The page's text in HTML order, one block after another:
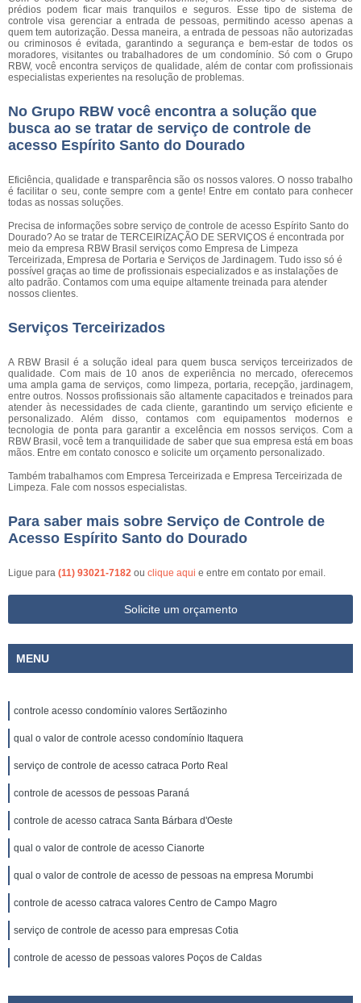
prédios podem ficar mais tranquilos e seguros. Esse tipo de sistema de
controle visa gerenciar a entrada de pessoas, permitindo acesso apenas a
quem tem autorização. Dessa maneira, a entrada de pessoas não autorizadas
ou criminosos é evitada, garantindo a segurança e bem-estar de todos os
moradores, visitantes ou trabalhadores de um condomínio. Só com o Grupo
RBW, você encontra serviços de qualidade, além de contar com profissionais
especialistas experientes na resolução de problemas.
No Grupo RBW você encontra a solução que
busca ao se tratar de serviço de controle de
acesso Espírito Santo do Dourado
Eficiência, qualidade e transparência são os nossos valores. O nosso trabalho
é facilitar o seu, conte sempre com a gente! Entre em contato para conhecer
todas as nossas soluções.
Precisa de informações sobre serviço de controle de acesso Espírito Santo do
Dourado? Ao se tratar de TERCEIRIZAÇÃO DE SERVIÇOS é encontrada por
meio da empresa RBW Brasil serviços como Empresa de Limpeza
Terceirizada, Empresa de Portaria e Serviços de Jardinagem. Tudo isso só é
possível graças ao time de profissionais especializados e as instalações de
alto padrão. Contamos com uma equipe altamente treinada para atender
nossos clientes.
Serviços Terceirizados
A RBW Brasil é a solução ideal para quem busca serviços terceirizados de
qualidade. Com mais de 10 anos de experiência no mercado, oferecemos
uma ampla gama de serviços, como limpeza, portaria, recepção, jardinagem,
entre outros. Nossos profissionais são altamente capacitados e treinados para
atender às necessidades de cada cliente, garantindo um serviço eficiente e
personalizado. Além disso, contamos com equipamentos modernos e
tecnologia de ponta para garantir a excelência em nossos serviços. Com a
RBW Brasil, você tem a tranquilidade de saber que sua empresa está em boas
mãos. Entre em contato conosco e solicite um orçamento personalizado.
Também trabalhamos com Empresa Terceirizada e Empresa Terceirizada de
Limpeza. Fale com nossos especialistas.
Para saber mais sobre Serviço de Controle de
Acesso Espírito Santo do Dourado
Ligue para (11) 93021-7182 ou clique aqui e entre em contato por email.
Solicite um orçamento
MENU
controle acesso condomínio valores Sertãozinho
qual o valor de controle acesso condomínio Itaquera
serviço de controle de acesso catraca Porto Real
controle de acessos de pessoas Paraná
controle de acesso catraca Santa Bárbara d'Oeste
qual o valor de controle de acesso Cianorte
qual o valor de controle de acesso de pessoas na empresa Morumbi
controle de acesso catraca valores Centro de Campo Magro
serviço de controle de acesso para empresas Cotia
controle de acesso de pessoas valores Poços de Caldas